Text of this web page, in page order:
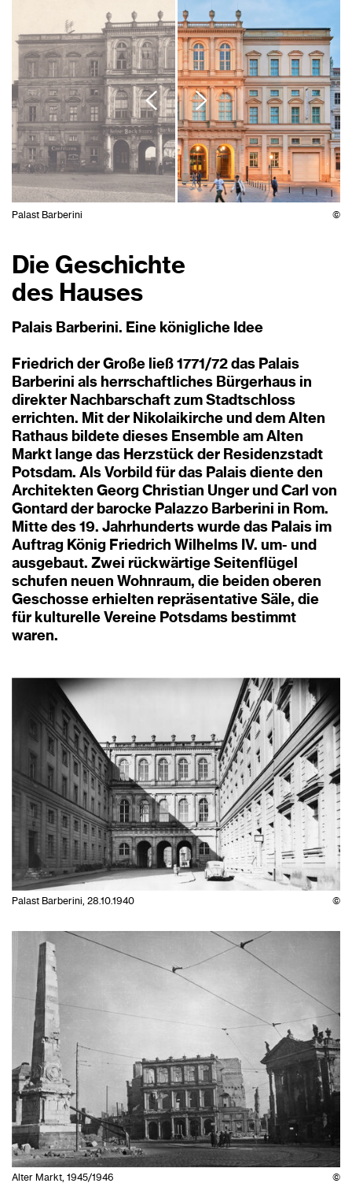
Palast Barberini ©
Die Geschichte
des Hauses
Palais Barberini. Eine königliche Idee
Friedrich der Große ließ 1771/72 das Palais
Barberini als herrschaftliches Bürgerhaus in
direkter Nachbarschaft zum Stadtschloss
errichten. Mit der Nikolaikirche und dem Alten
Rathaus bildete dieses Ensemble am Alten
Markt lange das Herzstück der Residenzstadt
Potsdam. Als Vorbild für das Palais diente den
Architekten Georg Christian Unger und Carl von
Gontard der barocke Palazzo Barberini in Rom.
Mitte des 19. Jahrhunderts wurde das Palais im
Auftrag König Friedrich Wilhelms IV. um- und
ausgebaut. Zwei rückwärtige Seitenflügel
schufen neuen Wohnraum, die beiden oberen
Geschosse erhielten repräsentative Säle, die
für kulturelle Vereine Potsdams bestimmt
waren.
Palast Barberini, 28.10.1940 ©
Alter Markt, 1945/1946 ©